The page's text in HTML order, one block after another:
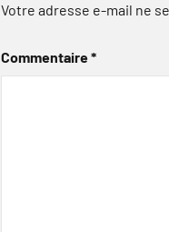
Votre adresse e-mail ne
Commentaire*